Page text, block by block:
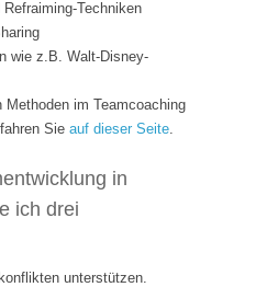
Refraiming-Techniken
wie z.B. Walt-Disney-
Methoden im Teamcoaching
Sie auf dieser Seite.
in
ich drei
unterstützen.